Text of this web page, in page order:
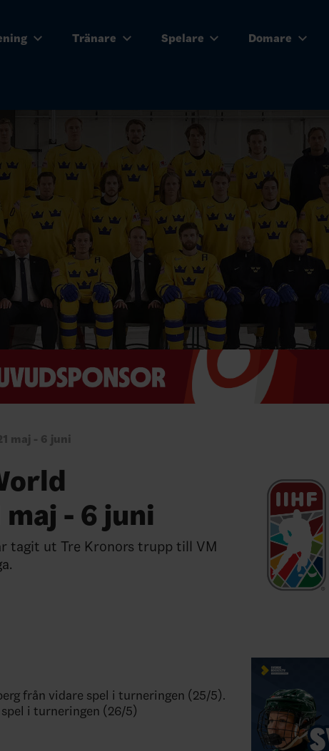
Tränare Spelare Domare
maj - 6 juni
- 6 juni
tagit ut Tre Kronors trupp till VM
från vidare spel i turneringen (25/5).
i turneringen (26/5)